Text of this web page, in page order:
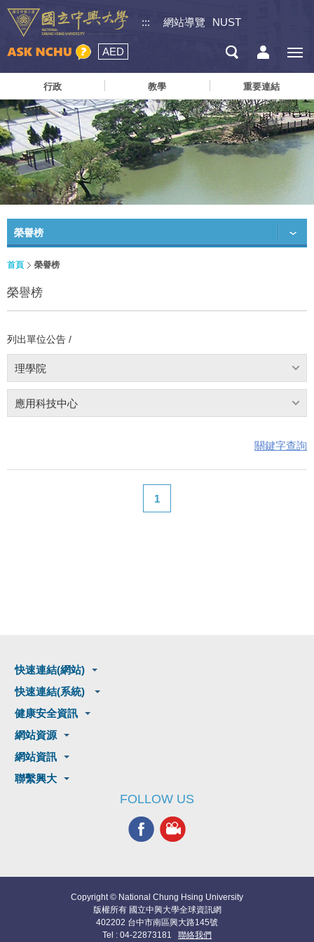
::: 網站導覽 NUST
AED
行政 教學 重要連結
榮譽榜
首頁 榮譽榜
榮譽榜
列出單位公告 /
理學院
應用科技中心
關鍵字查詢
1
快速連結(網站)
快速連結(系統)
健康安全資訊
網站資源
網站資訊
聯繫興大
FOLLOW US
Copyright © National Chung Hsing University
版權所有 國立中興大學全球資訊網
402202 台中市南區興大路145號
Tel : 04-22873181 聯絡我們